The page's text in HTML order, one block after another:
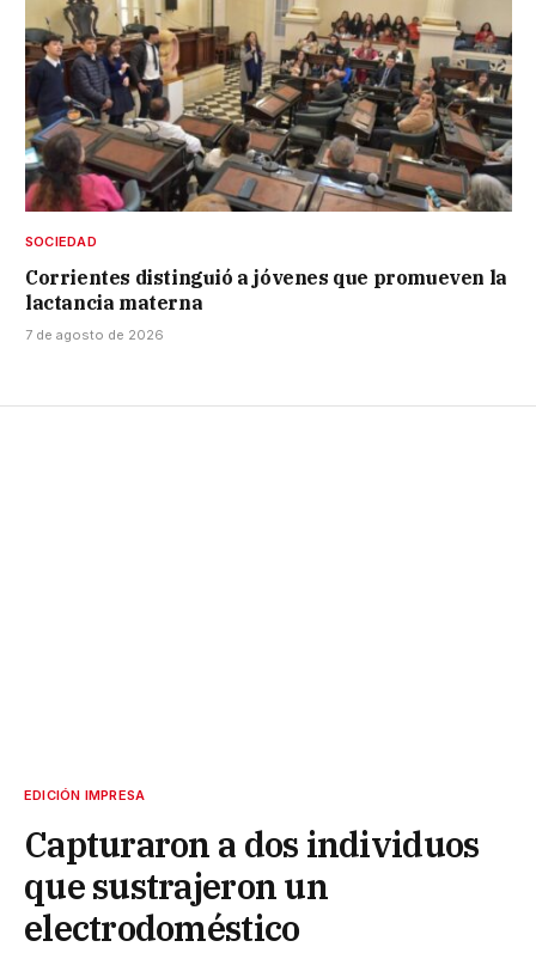
SOCIEDAD
Corrientes distinguió a jóvenes que promueven la
lactancia materna
7 de agosto de 2026
EDICIÓN IMPRESA
Capturaron a dos individuos
que sustrajeron un
electrodoméstico